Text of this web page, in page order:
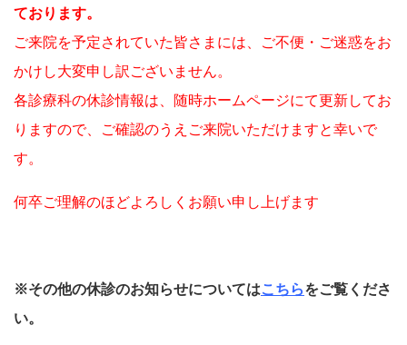
ております。
ご来院を予定されていた皆さまには、ご不便・ご迷惑をお
かけし大変申し訳ございません。
各診療科の休診情報は、随時ホームページにて更新してお
りますので、ご確認のうえご来院いただけますと幸いで
す。
何卒ご理解のほどよろしくお願い申し上げます
※その他の休診のお知らせについてはこちらをご覧くださ
い。